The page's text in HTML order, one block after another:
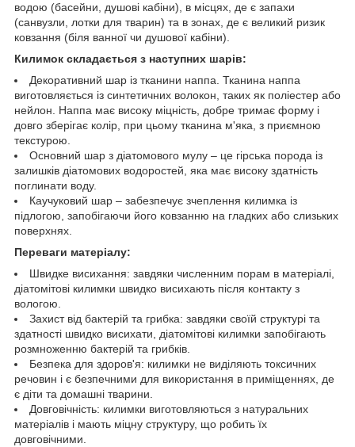
водою (басейни, душові кабіни), в місцях, де є запахи
(санвузли, лотки для тварин) та в зонах, де є великий ризик
ковзання (біля ванної чи душової кабіни).
Килимок складається з наступних шарів:
Декоративний шар із тканини наппа. Тканина наппа
виготовляється із синтетичних волокон, таких як поліестер або
нейлон. Наппа має високу міцність, добре тримає форму і
довго зберігає колір, при цьому тканина м'яка, з приємною
текстурою.
Основний шар з діатомового мулу – це гірська порода із
залишків діатомових водоростей, яка має високу здатність
поглинати воду.
Каучуковий шар – забезпечує зчеплення килимка із
підлогою, запобігаючи його ковзанню на гладких або слизьких
поверхнях.
Переваги матеріалу:
Швидке висихання: завдяки численним порам в матеріалі,
діатомітові килимки швидко висихають після контакту з
вологою.
Захист від бактерій та грибка: завдяки своїй структурі та
здатності швидко висихати, діатомітові килимки запобігають
розмноженню бактерій та грибків.
Безпека для здоров'я: килимки не виділяють токсичних
речовин і є безпечними для використання в приміщеннях, де
є діти та домашні тварини.
Довговічність: килимки виготовляються з натуральних
матеріалів і мають міцну структуру, що робить їх
довговічними.